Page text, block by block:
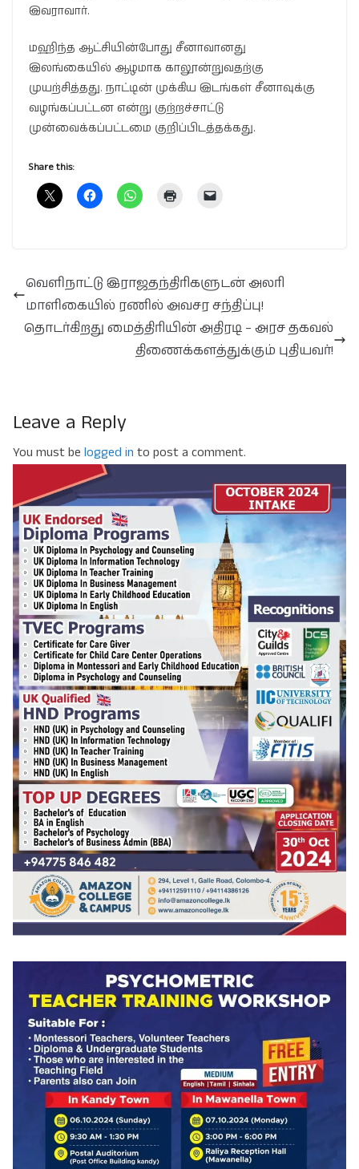
இவராவார்.
மஹிந்த ஆட்சியின்போது சீனாவானது
இலங்கையில் ஆழமாக காலூன்றுவதற்கு
முயற்சித்தது. நாட்டின் முக்கிய இடங்கள் சீனாவுக்கு
வழங்கப்பட்டன என்று குற்றச்சாட்டு
முன்வைக்கப்பட்டமை குறிப்பிடத்தக்கது.
Share this:
வெளிநாட்டு இராஜதந்திரிகளுடன் அலரி
மாளிகையில் ரணில் அவசர சந்திப்பு!
தொடர்கிறது மைத்திரியின் அதிரடி – அரச தகவல்
திணைக்களத்துக்கும் புதியவர்!
Leave a Reply
You must be logged in to post a comment.